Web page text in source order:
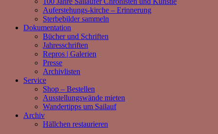
Auferstehungs-kirche – Erinnerung
Sterbebilder sammeln
Dokumentation
Bücher und Schriften
Jahresschriften
Repros | Galerien
Presse
Archivlisten
Service
Shop – Bestellen
Ausstellungswände mieten
Wandertipps um Sailauf
Archiv
Hällchen restaurieren